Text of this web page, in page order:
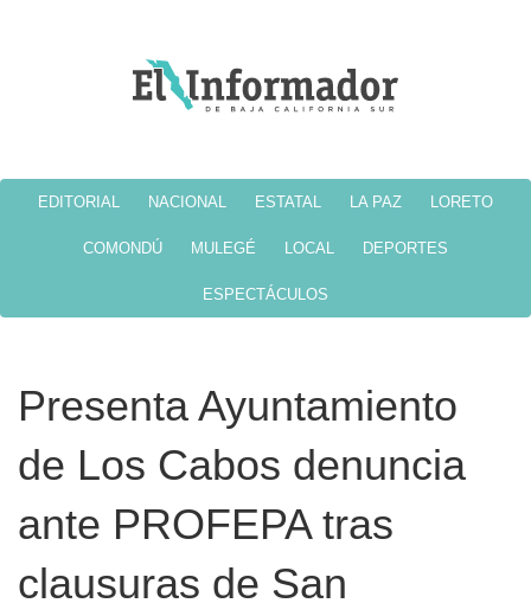
EDITORIAL NACIONAL ESTATAL LA PAZ LORETO
COMONDÚ MULEGÉ LOCAL DEPORTES
ESPECTÁCULOS
Presenta Ayuntamiento
de Los Cabos denuncia
ante PROFEPA tras
clausuras de San